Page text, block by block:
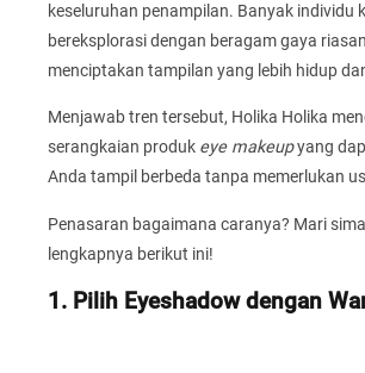
keseluruhan penampilan. Banyak individu
bereksplorasi dengan beragam gaya
menciptakan tampilan yang lebih hidup
Menjawab tren tersebut, Holika Holika
serangkaian produk eye makeupyang
Anda tampil berbeda tanpa memerlukan
Penasaran bagaimana caranya? Mari
lengkapnya berikut ini!
1. Pilih Eyeshadow dengan